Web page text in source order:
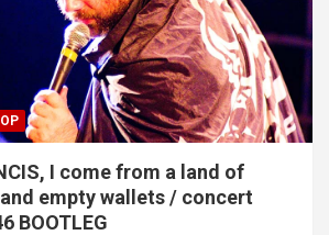
I come from a land of
empty wallets / concert
BOOTLEG